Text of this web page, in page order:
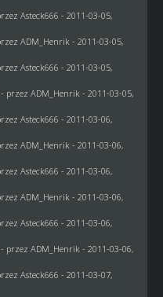
Asteck666 - 2011-03-05,
ADM_Henrik - 2011-03-05,
Asteck666 - 2011-03-05,
- przez ADM_Henrik - 2011-03-05,
Asteck666 - 2011-03-06,
ADM_Henrik - 2011-03-06,
Asteck666 - 2011-03-06,
ADM_Henrik - 2011-03-06,
Asteck666 - 2011-03-06,
- przez ADM_Henrik - 2011-03-06,
Asteck666 - 2011-03-07,